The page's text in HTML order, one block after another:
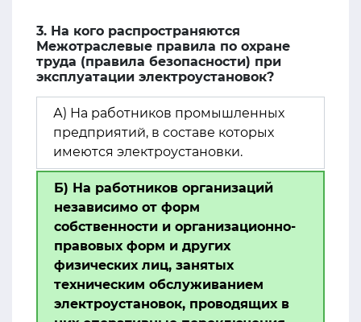
3. На кого распространяются
Межотраслевые правила по охране
труда (правила безопасности) при
эксплуатации электроустановок?
А) На работников промышленных
предприятий, в составе которых
имеются электроустановки.
Б) На работников организаций
независимо от форм
собственности и организационно-
правовых форм и других
физических лиц, занятых
техническим обслуживанием
электроустановок, проводящих в